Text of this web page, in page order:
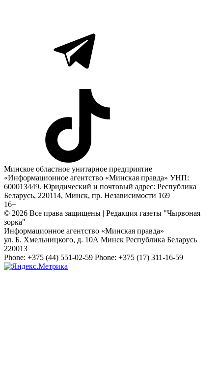
Минское областное унитарное предприятие
«Информационное агентство «Минская правда» УНП:
600013449. Юридический и почтовый адрес: Республика
Беларусь, 220114, Минск, пр. Независимости 169
16+
© 2026 Все права защищены | Редакция газеты "Чырвоная
зорка"
Информационное агентство «Минская правда»
ул. Б. Хмельницкого, д. 10А Минск Республика Беларусь
220013
Phone: +375 (44) 551-02-59 Phone: +375 (17) 311-16-59